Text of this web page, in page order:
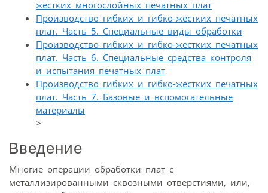
жестких многослойных печатных плат
Производство гибких и гибко-жестких печатных
плат. Часть 5. Специальные виды обработки
Производство гибких и гибко-жестких печатных
плат. Часть 6. Специальные средства контроля
и испытания печатных плат
Производство гибких и гибко-жестких печатных
плат. Часть 7. Базовые и вспомогательные
материалы
>
Введение
Многие операции обработки плат с
металлизированными сквозными отверстиями, или,